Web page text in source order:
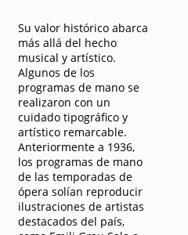
Su valor histórico abarca
más allá del hecho
musical y artístico.
Algunos de los
programas de mano se
realizaron con un
cuidado tipográfico y
artístico remarcable.
Anteriormente a 1936,
los programas de mano
de las temporadas de
ópera solían reproducir
ilustraciones de artistas
destacados del país,